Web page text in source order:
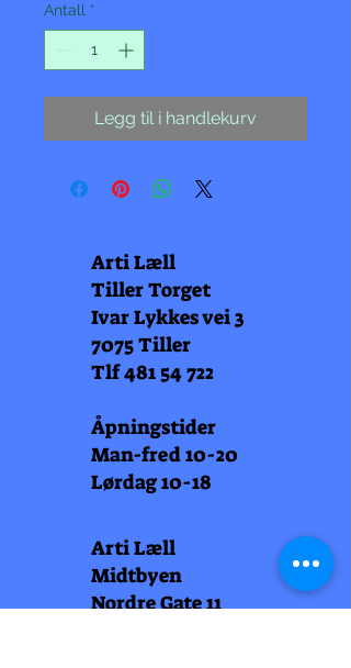
Antall *
Legg til i handlekurv
Arti Læll
Tiller Torget
Ivar Lykkes vei 3
7075 Tiller
Tlf481 54 722
Åpningstider
Man-fred 10-20
Lørdag 10-18
Arti Læll
Midtbyen
Nordre Gate 11